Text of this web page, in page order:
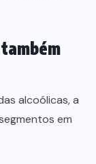
alcoólicas, a
em